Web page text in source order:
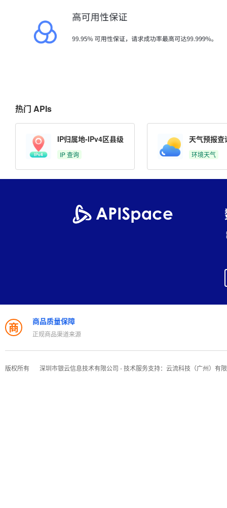
热门 APIs
IP归属地-IPv4区县级
IP 查询
天气预报查
环境天气
商 商品质量保障
正规商品渠道来源
版权所有 深圳市银云信息技术有限公司 - 技术服务支持：云流科技（广州）有